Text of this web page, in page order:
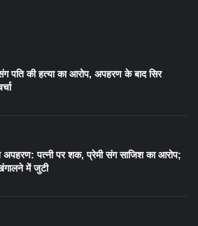
पति की हत्या का आरोप, अपहरण के बाद सिर
पत्नी पर शक, प्रेमी संग साजिश का आरोप;
में जुटी